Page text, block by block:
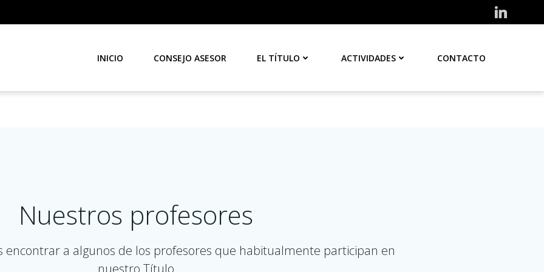
INICIO CONSEJO ASESOR EL TÍTULO ACTIVIDADES CONTACTO
Nuestros profesores
encontrar a algunos de los profesores que habitualmente participan en
nuestro Título